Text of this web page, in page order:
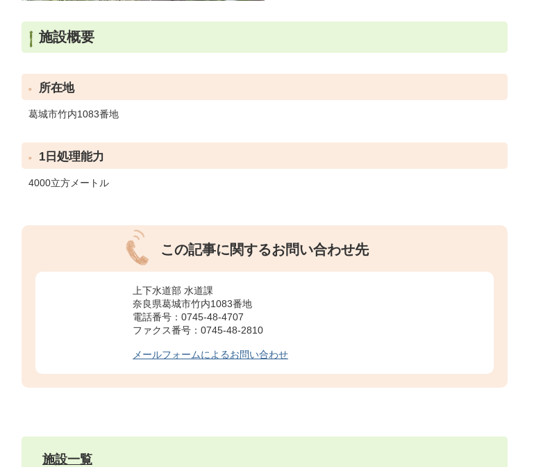
施設概要
所在地
葛城市竹内1083番地
1日処理能力
4000立方メートル
この記事に関するお問い合わせ先
上下水道部 水道課
奈良県葛城市竹内1083番地
電話番号：0745-48-4707
ファクス番号：0745-48-2810
メールフォームによるお問い合わせ
施設一覧